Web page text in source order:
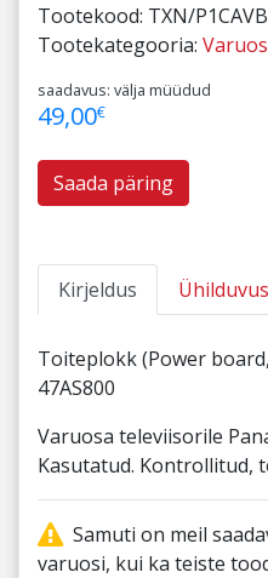
Tootekood: TXN/P1CAVB
Tootekategooria:
saadavus: välja müüdud
49,00€
Saada päring
Kirjeldus Ühilduvus
Toiteplokk (Power
47AS800
Varuosa televiisorile
Kasutatud. Kontrollitud,
Samuti on meil
varuosi, kui ka teiste